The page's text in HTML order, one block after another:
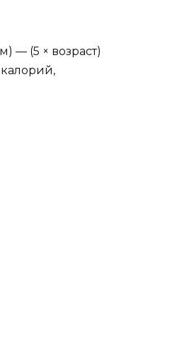
— (5 × возраст)